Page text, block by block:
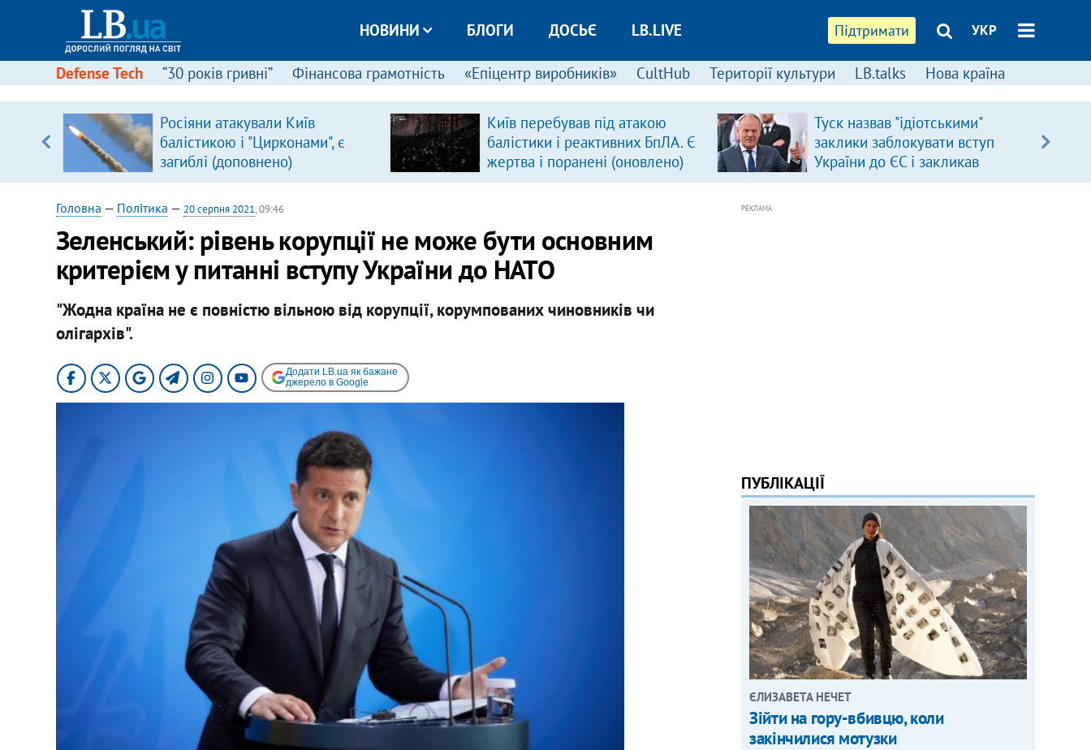
Підтримати УКР
НОВИНИ БЛОГИ ДОСЬЄ LB.LIVE
Defense Tech “30 років гривні” Фінансова грамотність «Епіцентр виробників» CultHub Території культури LB.talks Нова країна
Росіяни атакували Київ
балістикою і "Цирконами", є
загиблі (доповнено)
Київ перебував під атакою
балістики і реактивних БпЛА. Є
жертва і поранені (оновлено)
Туск назвав "ідіотськими"
заклики заблокувати вступ
України до ЄС і закликав
припинити антиукраїнську
Головна — Політика — 20 серпня 2021, 09:46
Зеленський: рівень корупції не може бути основним
критерієм у питанні вступу України до НАТО
"Жодна країна не є повністю вільною від корупції, корумпованих чиновників чи
олігархів".
Додати LB.ua як бажане
джерело в Google
РЕКЛАМА
ПУБЛІКАЦІЇ
ЄЛИЗАВЕТА НЕЧЕТ
Зійти на гору-вбивцю, коли
закінчилися мотузки